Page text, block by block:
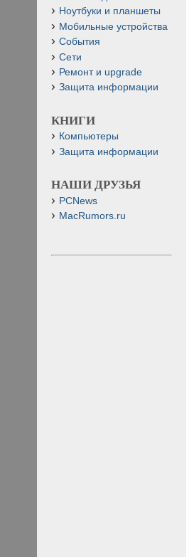
Ноутбуки и планшеты
Мобильные устройства
События
Сети
Ремонт и upgrade
Защита информации
КНИГИ
Компьютеры
Защита информации
НАШИ ДРУЗЬЯ
PCNews
MacRumors.ru